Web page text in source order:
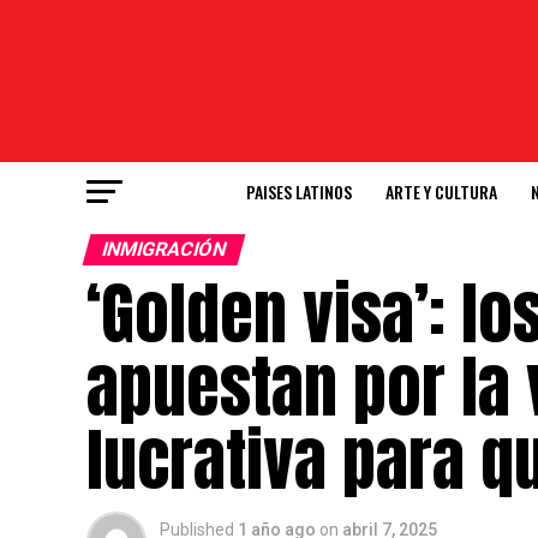
PAISES LATINOS ARTE Y CULTURA
INMIGRACIÓN
‘Golden visa’:
apuestan por
lucrativa para
Published 1 año ago on abril 7, 2025